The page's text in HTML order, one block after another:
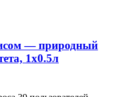
— природный
1x0.5л